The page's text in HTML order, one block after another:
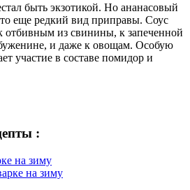
быть экзотикой. Но ананасовый
еще редкий вид приправы. Соус
отбивным из свинины, к запеченной
и даже к овощам. Особую
участие в составе помидор и
:
на зиму